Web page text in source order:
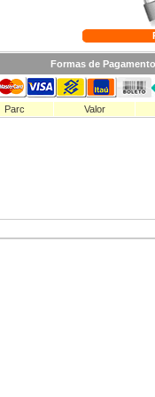
Formas de Pagamento
Parc Valor